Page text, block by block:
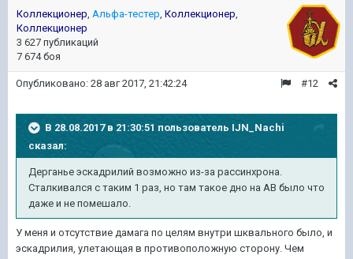
Коллекционер Альфа-тестер Коллекционер
Коллекционер
3 627 публикаций
7 674 боя
#12
Опубликовано: 28 авг 2017, 21:42:24
В 28.08.2017 в 21:30:51 пользователь IJN_Nachi
сказал:
Дерганье эскадрилий возможно из-за рассинхрона.
Сталкивался с таким 1 раз, но там такое дно на АВ было что
даже и не помешало.
У меня и отсутствие дамага по целям внутри шквального было, и
эскадрилия, улетающая в противоположную сторону. Чем